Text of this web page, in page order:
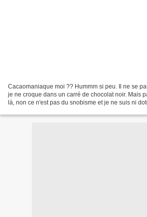
Cacaomaniaque moi ?? Hummm si peu. Il ne se
je ne croque dans un carré de chocolat noir. Mais
là, non ce n'est pas du snobisme et je ne suis ni